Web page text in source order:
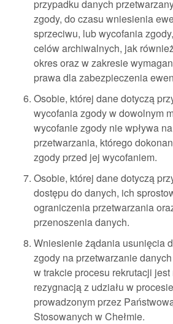
przypadku danych
zgody, do czasu wniesienia
sprzeciwu, lub wycofania
celów archiwalnych, jak
okres oraz w zakresie
prawa dla zabezpieczenia
Osobie, której dane dotyczą
wycofania zgody w dowolnym
wycofanie zgody nie wpływa
przetwarzania, którego
zgody przed jej wycofaniem.
Osobie, której dane dotyczą
dostępu do danych, ich
ograniczenia przetwarzania
przenoszenia danych.
Wniesienie żądania usunięcia
zgody na przetwarzanie danych
w trakcie procesu rekrutacji
rezygnacją z udziału w
prowadzonym przez
Stosowanych w Chełmie.